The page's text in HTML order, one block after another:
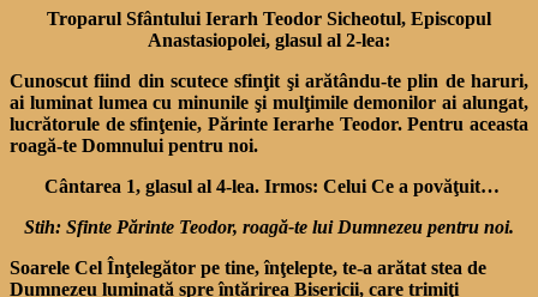
Troparul Sfântului Ierarh Teodor Sicheotul, Episcopul
Anastasiopolei, glasul al 2-lea:
Cunoscut fiind din scutece sfinţit şi arătându-te plin de haruri,
ai luminat lumea cu minunile şi mulţimile demonilor ai alungat,
lucrătorule de sfinţenie, Părinte Ierarhe Teodor. Pentru aceasta
roagă-te Domnului pentru noi.
Cântarea 1, glasul al 4-lea. Irmos: Celui Ce a povăţuit…
Stih: Sfinte Părinte Teodor, roagă-te lui Dumnezeu pentru noi.
Soarele Cel Înţelegător pe tine, înţelepte, te-a arătat stea de
Dumnezeu luminată spre întărirea Bisericii, care trimiţi